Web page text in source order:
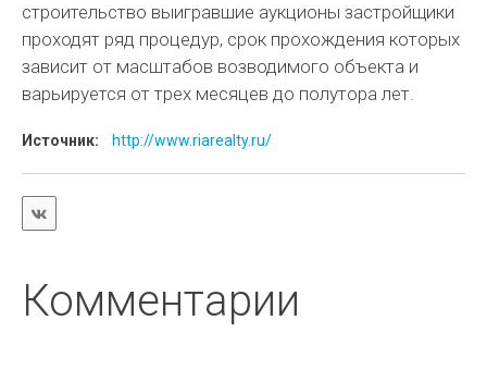
строительство выигравшие аукционы застройщики
проходят ряд процедур, срок прохождения которых
зависит от масштабов возводимого объекта и
варьируется от трех месяцев до полутора лет.
Источник: http://www.riarealty.ru/
Комментарии